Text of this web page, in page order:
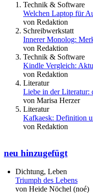
Technik & Software
Welchen Laptop für
von Redaktion
Schreibwerkstatt
Innerer Monolog:
von Redaktion
Technik & Software
Kindle Vergleich:
von Redaktion
Literatur
Liebe in der
von Marisa Herzer
Literatur
Kafkaesk: Definition
von Redaktion
neu hinzugefügt
Dichtung, Leben
Triumph des Lebens
von Heide Nöchel (noé)